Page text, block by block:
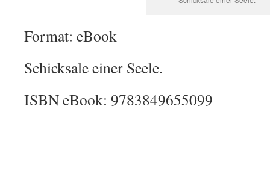
Format: eBook
Schicksale einer Seele.
ISBN eBook: 9783849655099